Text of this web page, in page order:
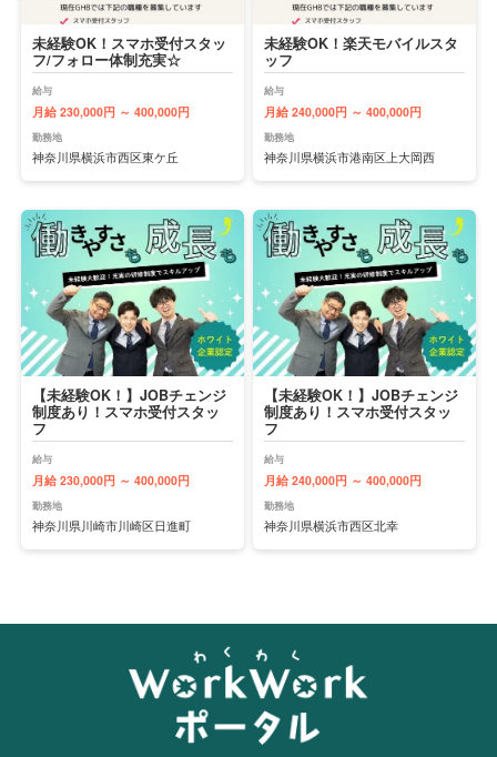
未経験OK！スマホ受付スタッ
フ/フォロー体制充実☆
給与
月給 230,000円 ～ 400,000円
勤務地
神奈川県横浜市西区東ケ丘
未経験OK！楽天モバイルスタ
ッフ
給与
月給 240,000円 ～ 400,000円
勤務地
神奈川県横浜市港南区上大岡西
【未経験OK！】JOBチェンジ
制度あり！スマホ受付スタッ
フ
給与
月給 230,000円 ～ 400,000円
勤務地
神奈川県川崎市川崎区日進町
【未経験OK！】JOBチェンジ
制度あり！スマホ受付スタッ
フ
給与
月給 240,000円 ～ 400,000円
勤務地
神奈川県横浜市西区北幸